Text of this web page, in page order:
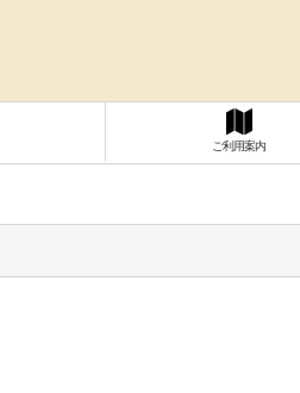
ご利用案内